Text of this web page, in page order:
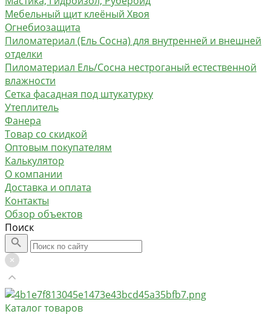
Мебельный щит клеёный Хвоя
Огнебиозащита
Пиломатериал (Ель Сосна) для внутренней и внешней
отделки
Пиломатериал Ель/Сосна нестроганый естественной
влажности
Сетка фасадная под штукатурку
Утеплитель
Фанера
Товар со скидкой
Оптовым покупателям
Калькулятор
О компании
Доставка и оплата
Контакты
Обзор объектов
Поиск
Каталог товаров